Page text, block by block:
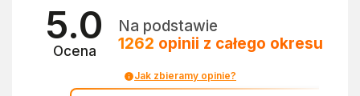
5.0
Ocena
Na podstawie
1262 opinii z całego okresu
Jak zbieramy opinie?